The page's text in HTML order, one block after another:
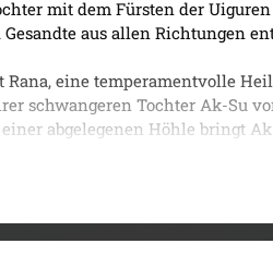
mit dem Fürsten der
aus allen Richtungen
eine temperamentvolle
schwangeren Tochter Ak-Su
abgelegenen Höhle bringt
nicht lange: Der plündernde
raubt ihre Truhe - ein wertvolles
quer durch die Steppe